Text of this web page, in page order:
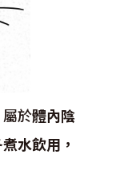
屬於體內陰
水飲用，